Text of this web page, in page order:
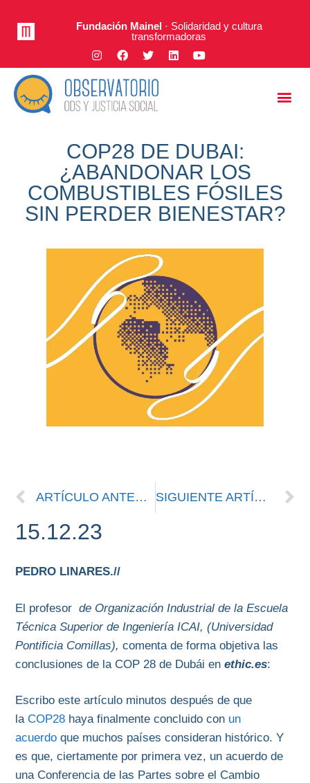
Fundación Mainel· Solidaridad y cultura
transformadoras
COP28 DE DUBAI:
¿ABANDONAR LOS
COMBUSTIBLES FÓSILES
SIN PERDER BIENESTAR?
ARTÍCULO ANTERIOR SIGUIENTE ARTÍCULO
15.12.23
PEDRO LINARES.//
El profesorde Organización Industrial de la Escuela
Técnica Superior de Ingeniería ICAI, (Universidad
Pontificia Comillas), comenta de forma objetiva las
conclusiones de la COP 28 de Dubái enethic.es:
Escribo este artículo minutos después de que
laCOP28 haya finalmente concluido con un
acuerdo que muchos países consideran histórico. Y
es que, ciertamente por primera vez, un acuerdo de
una Conferencia de las Partes sobre el Cambio